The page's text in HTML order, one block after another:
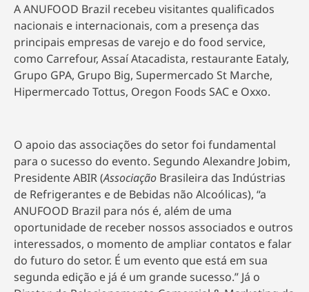
A ANUFOOD Brazil recebeu visitantes qualificados
nacionais e internacionais, com a presença das
principais empresas de varejo e do food service,
como Carrefour, Assaí Atacadista, restaurante Eataly,
Grupo GPA, Grupo Big, Supermercado St Marche,
Hipermercado Tottus, Oregon Foods SAC e Oxxo.
O apoio das associações do setor foi fundamental
para o sucesso do evento. Segundo Alexandre Jobim,
Presidente ABIR (Associação Brasileira das Indústrias
de Refrigerantes e de Bebidas não Alcoólicas), “a
ANUFOOD Brazil para nós é, além de uma
oportunidade de receber nossos associados e outros
interessados, o momento de ampliar contatos e falar
do futuro do setor. É um evento que está em sua
segunda edição e já é um grande sucesso.” Já o